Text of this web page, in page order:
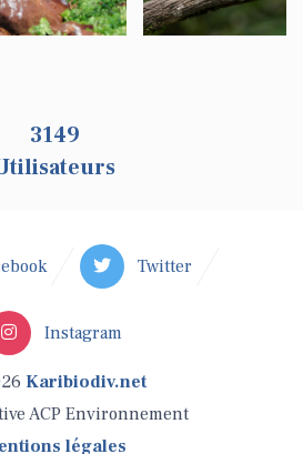
3149
Karibiodiv.net
ACP Environnement
légales
Twitter
Instagram